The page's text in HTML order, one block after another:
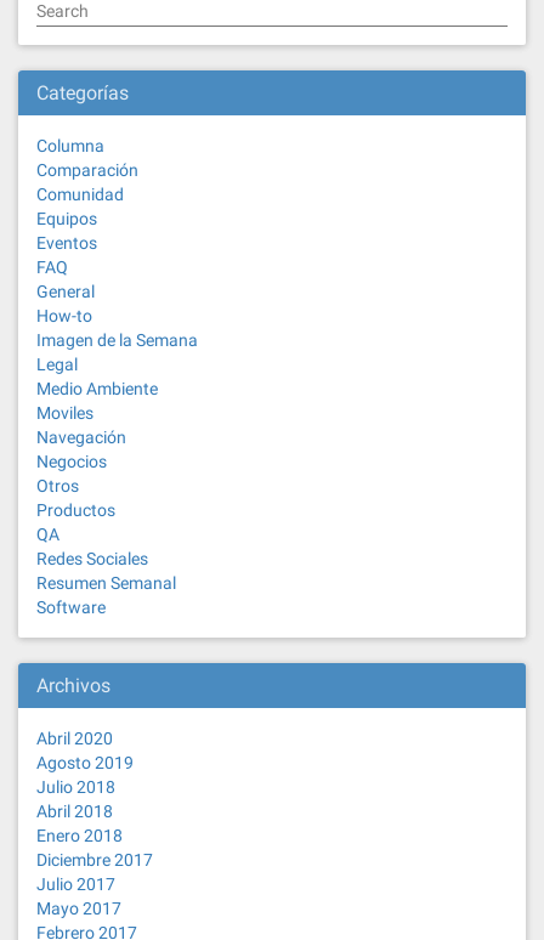
Search
Categorías
Columna
Comparación
Comunidad
Equipos
Eventos
FAQ
General
How-to
Imagen de la Semana
Legal
Medio Ambiente
Moviles
Navegación
Negocios
Otros
Productos
QA
Redes Sociales
Resumen Semanal
Software
Archivos
Abril 2020
Agosto 2019
Julio 2018
Abril 2018
Enero 2018
Diciembre 2017
Julio 2017
Mayo 2017
Febrero 2017